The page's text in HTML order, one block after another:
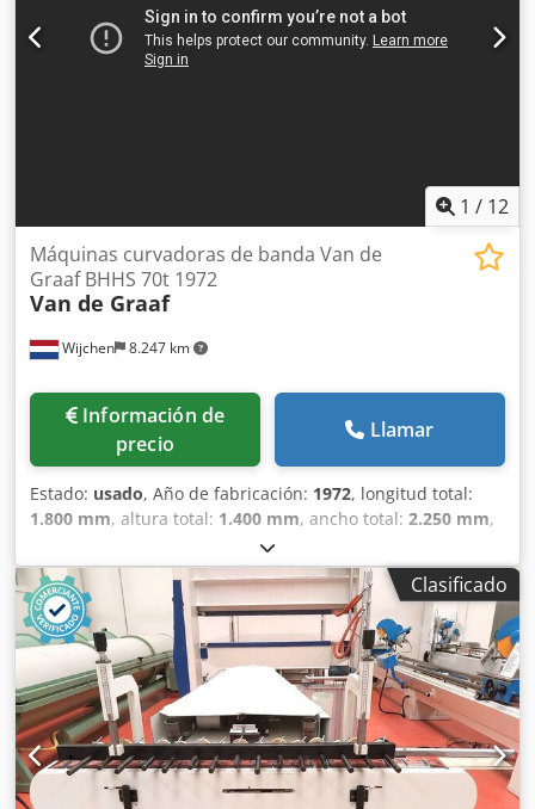
1 / 12
Wijchen 8.247 km
Máquinas curvadoras de banda Van de
Graaf BHHS 70t 1972
Van de Graaf
Información de
precio
Llamar
Estado: usado, Año de fabricación: 1972, longitud total:
1.800 mm, altura total: 1.400 mm, ancho total: 2.250 mm,
Color: Verde Peso en vacío: 2000 kg Precio: Consultar - Año
de fabricación: 1972 - Documentación disponible: No -
Certificado CE: No - Sistema de control: Convencional -
Dimensiones de transporte: 1800 mm x 2250 mm x 1400
mm (largo x ancho x alto) - Peso de transporte [kg]: 2000 kg
- Paquetes de transporte [unidades]: 1 Información
financiera Dodpfx Ajzm N Riskkekr IVA: El precio indicado
no incluye el IVA IVA/Régimen de recargo del IVA: El IVA es
deducible para las empresas Entrega y aceptación de
vehículos usados posibles en cualquier momento para
todos los productos de la industria Lukas van Rossum
Clasificado